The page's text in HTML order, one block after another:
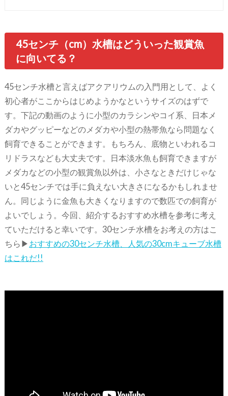
45センチ（cm）水槽はどういった観賞魚
に向いてる？
45センチ水槽と言えばアクアリウムの入門用として、よく
初心者がここからはじめようかなというサイズのはずで
す。下記の動画のように小型のカラシンやコイ系、日本メ
ダカやグッピーなどのメダカや小型の熱帯魚なら問題なく
飼育できることができます。もちろん、底物といわれるコ
リドラスなども大丈夫です。日本淡水魚も飼育できますが
メダカなどの小型の観賞魚以外は、小さなときだけじゃな
いと45センチでは手に負えない大きさになるかもしれませ
ん。同じように金魚も大きくなりますので数匹での飼育が
よいでしょう。今回、紹介するおすすめ水槽を参考に考え
ていただけると幸いです。30センチ水槽をお考えの方はこ
ちら▶ おすすめの30センチ水槽、人気の30cmキューブ水槽
はこれだ!!